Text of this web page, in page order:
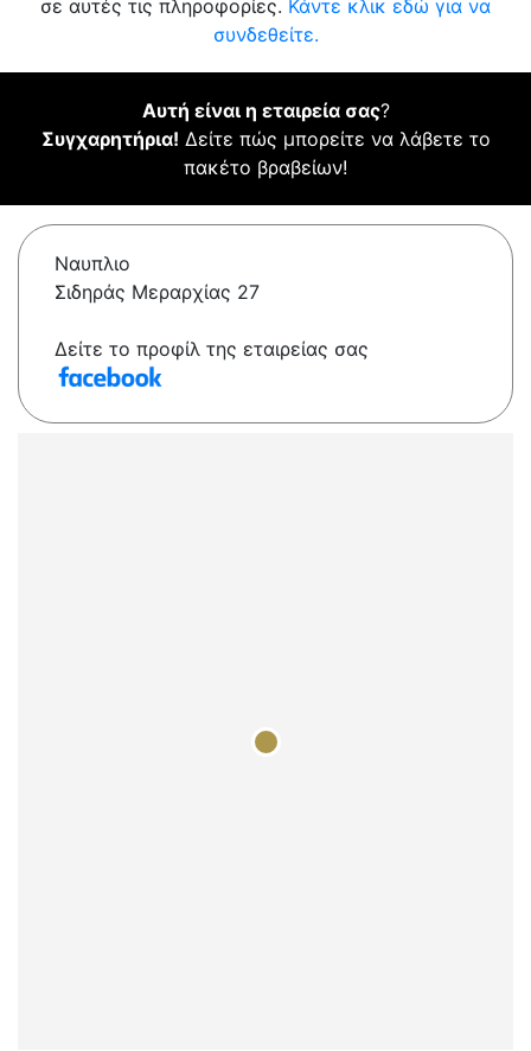
σε αυτές τις πληροφορίες. Κάντε κλικ εδώ για να
συνδεθείτε.
Αυτή είναι η εταιρεία σας?
Συγχαρητήρια! Δείτε πώς μπορείτε να λάβετε το
πακέτο βραβείων!
Ναυπλιο
Σιδηράς Μεραρχίας 27
Δείτε το προφίλ της εταιρείας σας